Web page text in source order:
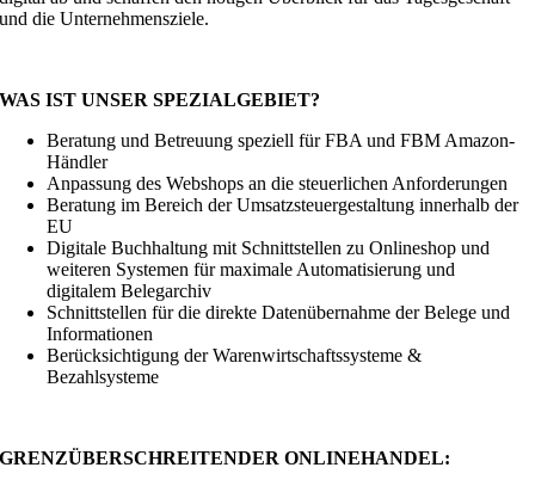
und die Unternehmensziele.
WAS IST UNSER SPEZIALGEBIET?
Beratung und Betreuung speziell für FBA und FBM Amazon-
Händler
Anpassung des Webshops an die steuerlichen Anforderungen
Beratung im Bereich der Umsatzsteuergestaltung innerhalb der
EU
Digitale Buchhaltung mit Schnittstellen zu Onlineshop und
weiteren Systemen für maximale Automatisierung und
digitalem Belegarchiv
Schnittstellen für die direkte Datenübernahme der Belege und
Informationen
Berücksichtigung der Warenwirtschaftssysteme &
Bezahlsysteme
GRENZÜBERSCHREITENDER ONLINEHANDEL: